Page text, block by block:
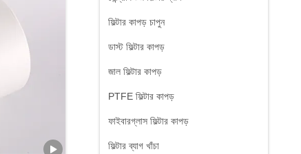
ফিল্টার কাপড় চাপুন
ডাস্ট ফিল্টার কাপড়
জাল ফিল্টার কাপড়
PTFE ফিল্টার কাপড়
ফাইবারগ্লাস ফিল্টার কাপড়
ফিল্টার ব্যাগ খাঁচা